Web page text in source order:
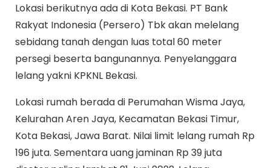
Lokasi berikutnya ada di Kota Bekasi. PT Bank
Rakyat Indonesia (Persero) Tbk akan melelang
sebidang tanah dengan luas total 60 meter
persegi beserta bangunannya. Penyelanggara
lelang yakni KPKNL Bekasi.
Lokasi rumah berada di Perumahan Wisma Jaya,
Kelurahan Aren Jaya, Kecamatan Bekasi Timur,
Kota Bekasi, Jawa Barat. Nilai limit lelang rumah Rp
196 juta. Sementara uang jaminan Rp 39 juta